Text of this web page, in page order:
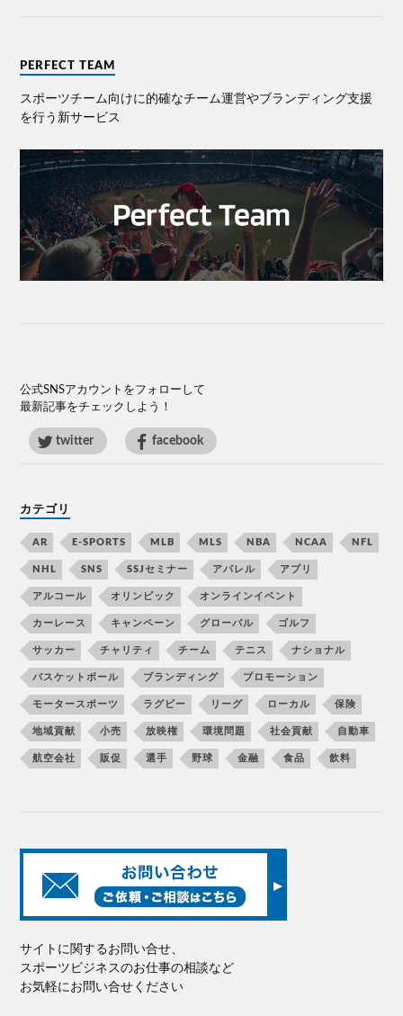
PERFECT TEAM
スポーツチーム向けに的確なチーム運営やブランディング⽀援
を⾏う新サービス
公式SNSアカウントをフォローして
最新記事をチェックしよう！
twitter facebook
カテゴリ
AR E-SPORTS MLB MLS NBA NCAA NFL
NHL SNS SSJセミナー アパレル アプリ
アルコール オリンピック オンラインイベント
カーレース キャンペーン グローバル ゴルフ
サッカー チャリティ チーム テニス ナショナル
バスケットボール ブランディング プロモーション
モータースポーツ ラグビー リーグ ローカル 保険
地域貢献 小売 放映権 環境問題 社会貢献 自動車
航空会社 販促 選手 野球 金融 食品 飲料
サイトに関するお問い合せ、
スポーツビジネスのお仕事の相談など
お気軽にお問い合せください